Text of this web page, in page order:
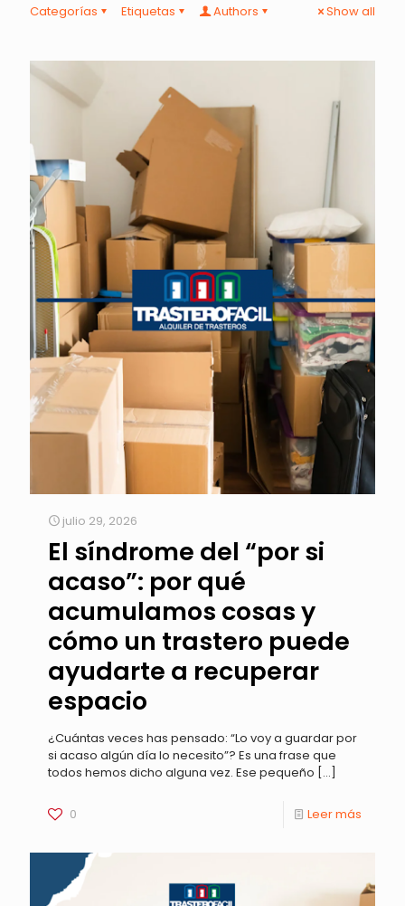
Categorías Etiquetas Authors Show all
julio 29, 2026
El síndrome del “por si
acaso”: por qué
acumulamos cosas y
cómo un trastero puede
ayudarte a recuperar
espacio
¿Cuántas veces has pensado: “Lo voy a guardar por
si acaso algún día lo necesito”? Es una frase que
todos hemos dicho alguna vez. Ese pequeño […]
0 Leer más